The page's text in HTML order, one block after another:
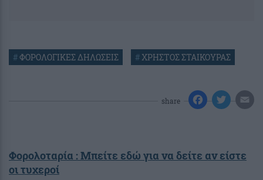
#ΦΟΡΟΛΟΓΙΚΕΣ ΔΗΛΩΣΕΙΣ # ΧΡΗΣΤΟΣ ΣΤΑΙΚΟΥΡΑΣ
share
Φορολοταρία : Μπείτε εδώ για να δείτε αν είστε
οι τυχεροί